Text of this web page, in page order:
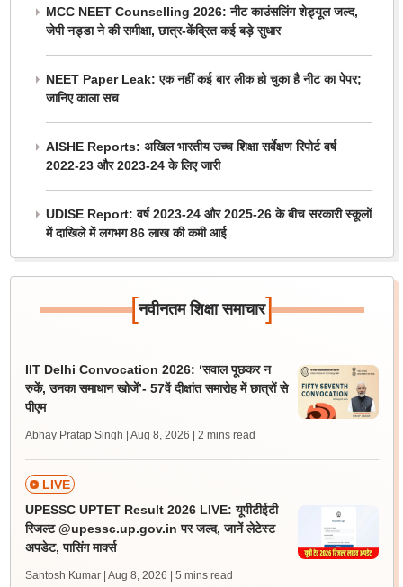
MCC NEET Counselling 2026: नीट काउंसलिंग शेड्यूल जल्द,
जेपी नड्डा ने की समीक्षा, छात्र-केंद्रित कई बड़े सुधार
NEET Paper Leak: एक नहीं कई बार लीक हो चुका है नीट का पेपर;
जानिए काला सच
AISHE Reports: अखिल भारतीय उच्च शिक्षा सर्वेक्षण रिपोर्ट वर्ष
2022-23 और 2023-24 के लिए जारी
UDISE Report: वर्ष 2023-24 और 2025-26 के बीच सरकारी स्कूलों
में दाखिले में लगभग 86 लाख की कमी आई
[नवीनतम शिक्षा समाचार]
IIT Delhi Convocation 2026: ‘सवाल पूछकर न
रुकें, उनका समाधान खोजें’- 57वें दीक्षांत समारोह में छात्रों से
पीएम
Abhay Pratap Singh | Aug 8, 2026 | 2 mins read
LIVE
UPESSC UPTET Result 2026 LIVE: यूपीटीईटी
रिजल्ट @upessc.up.gov.in पर जल्द, जानें लेटेस्ट
अपडेट, पासिंग मार्क्स
Santosh Kumar | Aug 8, 2026 | 5 mins read